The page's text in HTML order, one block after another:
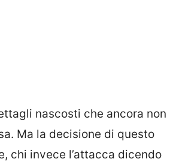
nascosti che ancora non
Ma la decisione di questo
chi invece l’attacca dicendo